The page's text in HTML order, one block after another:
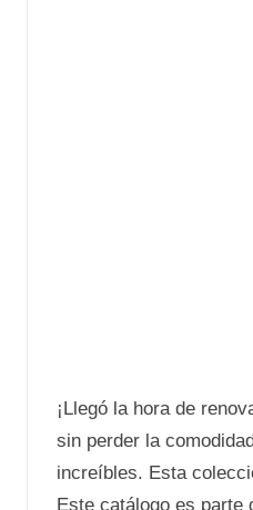
¡Llegó la hora de
sin perder la
increíbles. Esta
Este catálogo es parte